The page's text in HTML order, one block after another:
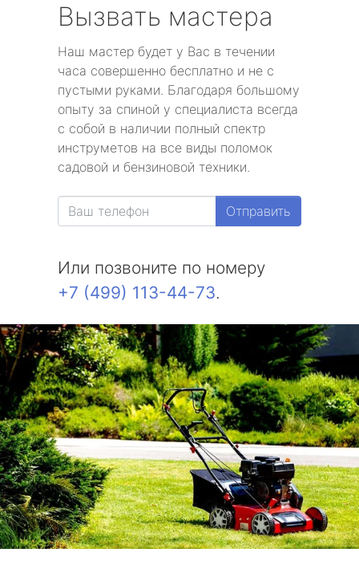
Вызвать мастера
Наш мастер будет у Вас в течении
часа совершенно бесплатно и не с
пустыми руками. Благодаря большому
опыту за спиной у специалиста всегда
с собой в наличии полный спектр
инструметов на все виды поломок
садовой и бензиновой техники.
Отправить
Или позвоните по номеру
+7 (499) 113-44-73.